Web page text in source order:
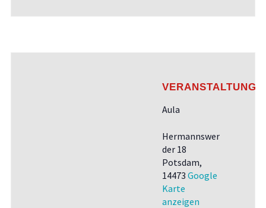
Aula
Hermannswer
der 18
Potsdam,
14473 Google
Karte
anzeigen